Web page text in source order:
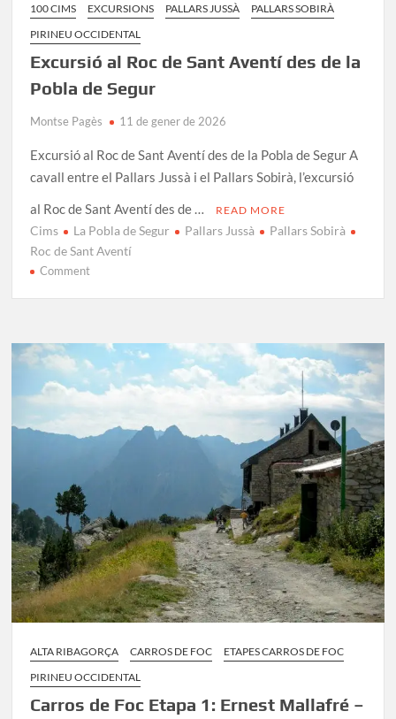
100 CIMS EXCURSIONS PALLARS JUSSÀ
PALLARS SOBIRÀ
PIRINEU OCCIDENTAL
Excursió al Roc de Sant Aventí des de la
Pobla de Segur
Montse Pagès 11 de gener de 2026
Excursió al Roc de Sant Aventí des de la Pobla de Segur A
cavall entre el Pallars Jussà i el Pallars Sobirà, l’excursió
al Roc de Sant Aventí des de …
READ MORE
Cims La Pobla de Segur Pallars Jussà
Pallars Sobirà
Roc de Sant Aventí
Commenton
de
Sant
Aventí
des
ALTA RIBAGORÇA CARROS DE FOC
ETAPES CARROS DE FOC
PIRINEU OCCIDENTAL
Carros de Foc Etapa 1: Ernest Mallafré –